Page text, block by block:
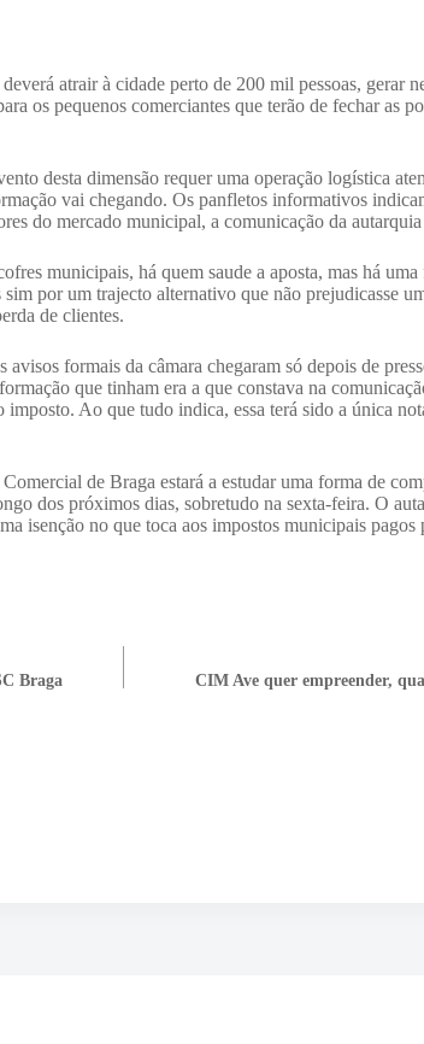
atrair à cidade perto de 200 mil pessoas, gerar
os pequenos comerciantes que terão de fechar as
desta dimensão requer uma operação logística
vai chegando. Os panfletos informativos
do mercado municipal, a comunicação da
municipais, há quem saude a aposta, mas há
por um trajecto alternativo que não prejudicasse
de clientes.
formais da câmara chegaram só depois de
que tinham era a que constava na
Ao que tudo indica, essa terá sido a única
de Braga estará a estudar uma forma de
dos próximos dias, sobretudo na sexta-feira. O
isenção no que toca aos impostos municipais pagos
Braga CIM Ave quer empreender,